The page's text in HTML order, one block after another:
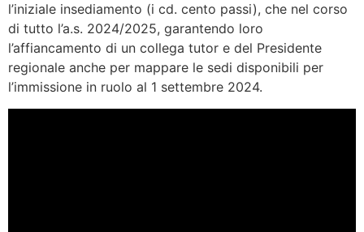
l’iniziale insediamento (i cd. cento passi), che nel corso
di tutto l’a.s. 2024/2025, garantendo loro
l’affiancamento di un collega tutor e del Presidente
regionale anche per mappare le sedi disponibili per
l’immissione in ruolo al 1 settembre 2024.